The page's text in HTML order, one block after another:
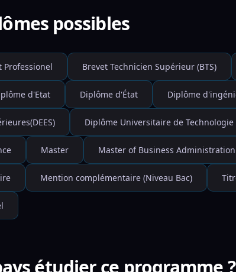
possibles
Professionel Brevet Technicien Supérieur (BTS)
d'Etat Diplôme d'État Diplôme
Diplôme Universitaire de Technologie
Master Master of Business Administration
Mention complémentaire (Niveau Bac)
étudier ce programme ?